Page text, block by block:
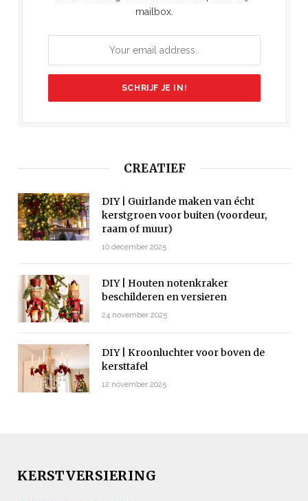
mailbox.
CREATIEF
DIY | Guirlande maken van écht
kerstgroen voor buiten (voordeur,
raam of muur)
10 december 2025
DIY | Houten notenkraker
beschilderen en versieren
24 november 2025
DIY | Kroonluchter voor boven de
kersttafel
12 november 2025
KERSTVERSIERING